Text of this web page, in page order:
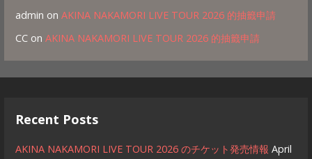
admin onAKINA NAKAMORI LIVE TOUR 2026 的抽籤申請
CC onAKINA NAKAMORI LIVE TOUR 2026 的抽籤申請
Recent Posts
AKINA NAKAMORI LIVE TOUR 2026 のチケット発売情報 April